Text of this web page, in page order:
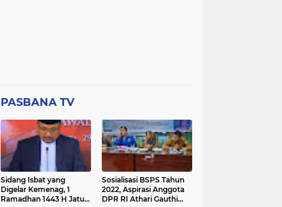
PASBANA TV
Sidang Isbat yang
Digelar Kemenag, 1
Ramadhan 1443 H Jatuh
Sosialisasi BSPS Tahun
2022, Aspirasi Anggota
DPR RI Athari Gauthi